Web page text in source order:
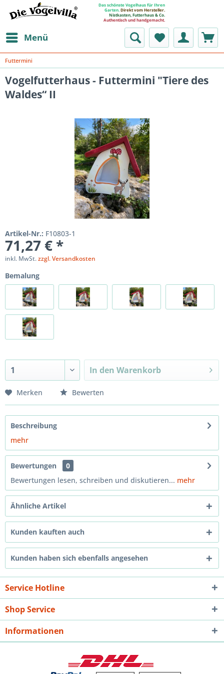
Das schönste Vogelhaus für Ihren
Garten. Direkt vom Hersteller.
Nistkasten, Futterhaus & Co.
Authentisch und handgemacht.
Menü
Futtermini
Vogelfutterhaus - Futtermini "Tiere des
Waldes“ II
Artikel-Nr.: F10803-1
71,27 € *
inkl. MwSt.zzgl. Versandkosten
Bemalung
In den Warenkorb
Merken Bewerten
Beschreibung
mehr
Bewertungen
0
Bewertungen lesen, schreiben und diskutieren... mehr
Ähnliche Artikel
Kunden kauften auch
Kunden haben sich ebenfalls angesehen
Service Hotline
Shop Service
Informationen